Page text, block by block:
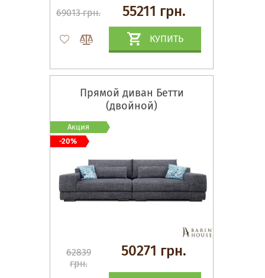
69013 грн. 55211 грн.
КУПИТЬ
Прямой диван Бетти
(двойной)
62839
грн.
50271 грн.
Акция
-20%